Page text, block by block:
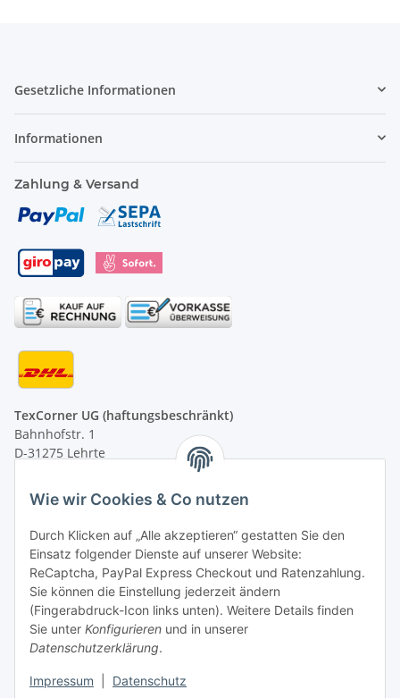
Gesetzliche Informationen
Informationen
Zahlung & Versand
TexCorner UG (haftungsbeschränkt)
Bahnhofstr. 1
D-31275 Lehrte
von 09:00 - 13:00 Uhr
Tel: +49 (0) 5132 8230689
Fax: +49 (0) 5132 8230693
E-Mail:mail@texcorner.de
Wie wir Cookies & Co nutzen
Durch Klicken auf „Alle akzeptieren“ gestatten Sie den
Einsatz folgender Dienste auf unserer Website:
ReCaptcha, PayPal Express Checkout und Ratenzahlung.
Sie können die Einstellung jederzeit ändern
(Fingerabdruck-Icon links unten). Weitere Details finden
Sie unter Konfigurieren und in unserer
Datenschutzerklärung.
Impressum Datenschutz